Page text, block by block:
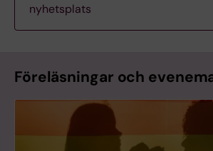
nyhetsplats
Föreläsningar och